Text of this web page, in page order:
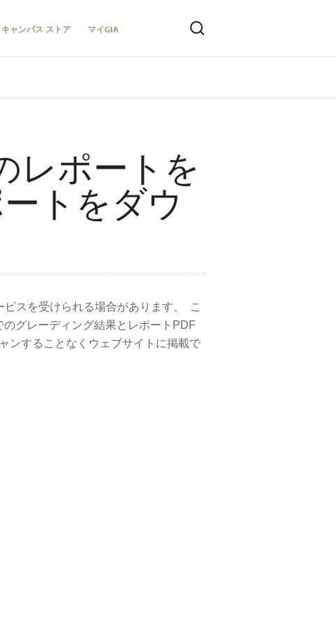
キャンパス ストア マイGIA
レポートを
トをダウ
スを受けられる場合があります。 こ
グレーディング結果とレポートPDF
ンすることなくウェブサイトに掲載で